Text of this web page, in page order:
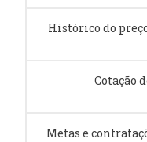
Histórico do
Cotação
Metas e